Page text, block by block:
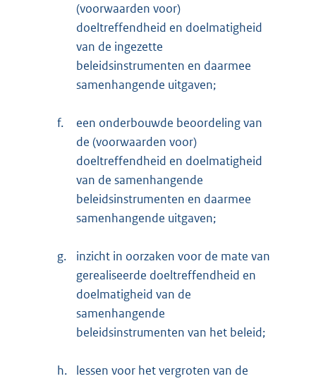
(voorwaarden voor)
doeltreffendheid en doelmatigheid
van de ingezette
beleidsinstrumenten en daarmee
samenhangende uitgaven;
f.
een onderbouwde beoordeling van
de (voorwaarden voor)
doeltreffendheid en doelmatigheid
van de samenhangende
beleidsinstrumenten en daarmee
samenhangende uitgaven;
g.
inzicht in oorzaken voor de mate van
gerealiseerde doeltreffendheid en
doelmatigheid van de
samenhangende
beleidsinstrumenten van het beleid;
h.
lessen voor het vergroten van de